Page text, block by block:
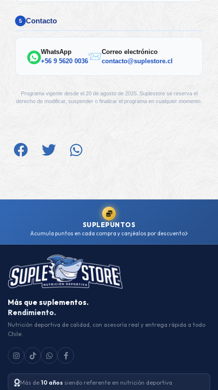
5 Contacto
WhatsApp
+56 9 5620 0036
Correo electrónico
contacto@suplestore.cl
Programa vigente desde el 20 de agosto de 2025. Suplestore se reserva el
derecho de modificar, suspender o finalizar el programa en cualquier momento.
SUPLEPUNTOS
Acumula puntos en cada compra y canjéalos por descuento
Más que suplementos.
Rendimiento.
Nutrición deportiva de calidad, con asesoría real y entrega rápida a todo
Chile.
Más de 10 años siendo referente en nutrición deportiva